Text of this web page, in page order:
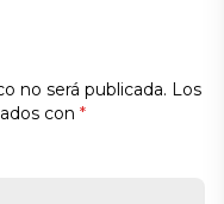
no será publicada. Los
con *